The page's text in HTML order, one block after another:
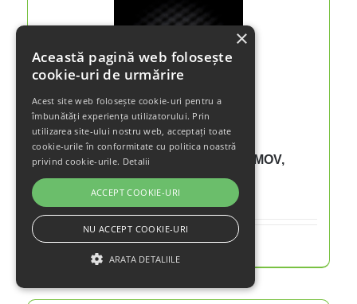
Spray îndepărtare rășină RESIN REMOV,
200ml
Details
Această pagină web folosește
cookie-uri de urmărire
Acest site web folosește cookie-uri pentru a
îmbunătăți experiența utilizatorului. Prin
utilizarea site-ului nostru web, acceptați toate
cookie-urile în conformitate cu politica noastră
privind cookie-urile. Detalii
ACCEPT COOKIE-URI
NU ACCEPT COOKIE-URI
ARATA DETALIILE
×